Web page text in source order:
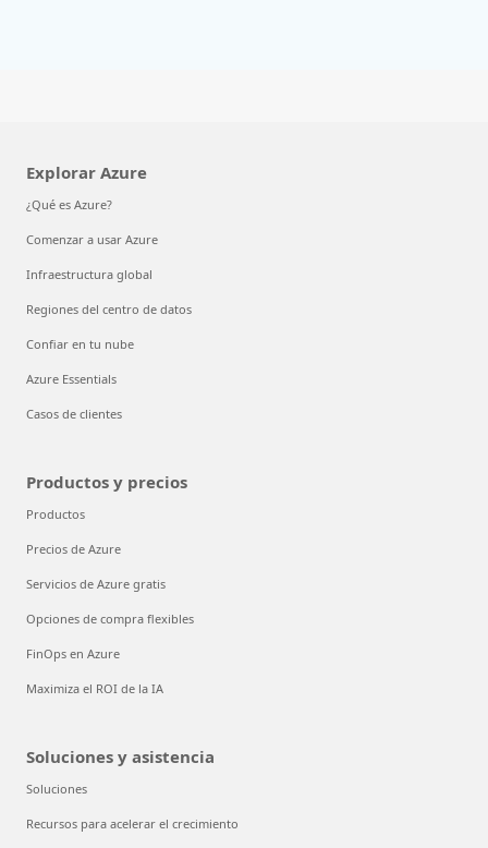
Explorar Azure
¿Qué es Azure?
Comenzar a usar Azure
Infraestructura global
Regiones del centro de datos
Confiar en tu nube
Azure Essentials
Casos de clientes
Productos y precios
Productos
Precios de Azure
Servicios de Azure gratis
Opciones de compra flexibles
FinOps en Azure
Maximiza el ROI de la IA
Soluciones y asistencia
Soluciones
Recursos para acelerar el crecimiento